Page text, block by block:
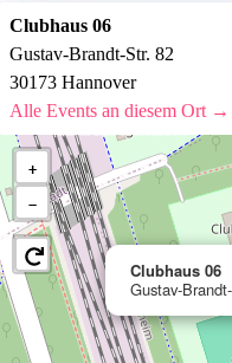
Clubhaus 06
Gustav-Brandt-Str. 82
30173 Hannover
Alle Events an diesem Ort →
Clubhaus 06
Gustav-
+
−